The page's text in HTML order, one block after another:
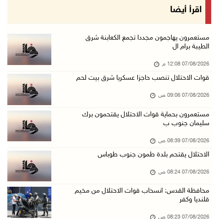
قوات الاحتلال تقتحم يعبد جنوب غرب جنين
48 إصابة منذ بدء عدوان الاحتلال على مخيم قلند ...
06/آب/2026 10:45 م
الاحتلال يعتقل شابين من المغير
06/آب/2026 10:27 م
وزير الداخلية يبحث مع مكافحة المخدرات الدولي ...
06/آب/2026 10:01 م
رئيس بلدية الخليل يطلع وفدا أميركيا على تطورا ...
06/آب/2026 09:59 م
06/آب/2026 09:17 م
إصابة مسن بجروح ورضوض إثر اعتداء جيش الاحتلال ...
اقرأ أيضا
مستعمرون يهاجمون مجددا تجمع الكعابنة شرق
الطيبة برام ال
07/08/2026 12:08 م
قوات الاحتلال تنصب حاجزا عسكريا شرق بيت لحم
07/08/2026 09:06 ص
مستعمرون بحماية قوات الاحتلال يقتحمون برك
سليمان جنوب ب
07/08/2026 08:39 ص
الاحتلال يقتحم بلدة طمون جنوب طوباس
07/08/2026 08:24 ص
محافظة القدس: انسحاب قوات الاحتلال من مخيم
قلنديا وكفر
07/08/2026 08:23 ص